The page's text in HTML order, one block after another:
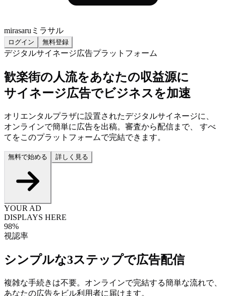
mirasaru ミラサル
ログイン 無料登録
デジタルサイネージ広告プラットフォーム
歓楽街の人流をあなたの収益源に
サイネージ広告でビジネスを加速
オリエンタルプラザに設置されたデジタルサイネージに、
オンラインで簡単に広告を出稿。審査から配信まで、 すべ
てをこのプラットフォームで完結できます。
無料で始める 詳しく見る
YOUR AD
DISPLAYS HERE
98%
視認率
シンプルな3ステップで広告配信
複雑な手続きは不要。オンラインで完結する簡単な流れで、
あなたの広告をビル利用者に届けます。